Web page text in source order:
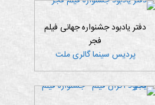
دفتر یادبود جشنواره جهانی فیلم
فجر
پردیس سینما گالری ملت